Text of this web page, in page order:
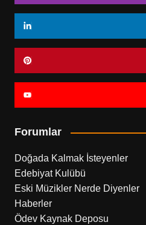
Forumlar
Doğada Kalmak İsteyenler
Edebiyat Kulübü
Eski Müzikler Nerde Diyenler
Haberler
Ödev Kaynak Deposu